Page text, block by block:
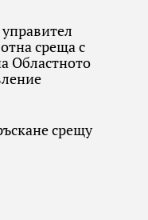
среща с
Областното
срещу